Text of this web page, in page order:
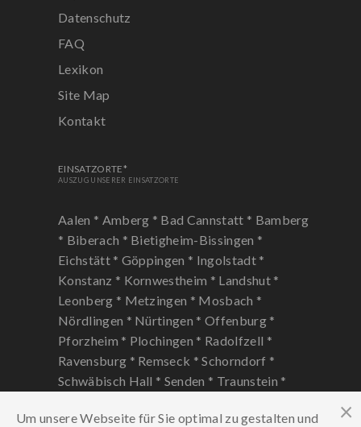
Datenschutz
FAQ
Lexikon
Site Map
Kontakt
EINSATZORTE*
AUSZUG UNSERER EINSATZORTE
Aalen * Amberg * Bad Cannstatt * Bamberg
* Biberach * Bietigheim-Bissingen *
Eichstätt * Göppingen * Ingolstadt *
Konstanz * Kornwestheim * Landshut *
Leonberg * Metzingen * Mosbach *
Nördlingen * Nürtingen *Offenburg *
Pforzheim * Plochingen * Radolfzell *
Ravensburg * Remseck *Schorndorf *
Schwäbisch Hall * Senden * Traunstein *
Um unsere Webseite für Sie optimal zu gestalten und